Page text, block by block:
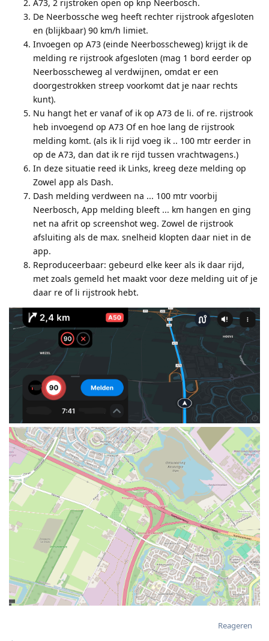
A73, 2 rijstroken open op knp Neerbosch.
De Neerbossche weg heeft rechter rijstrook afgesloten
en (blijkbaar) 90 km/h limiet.
Invoegen op A73 (einde Neerbosscheweg) krijgt ik de
melding re rijstrook afgesloten (mag 1 bord eerder op
Neerbosscheweg al verdwijnen, omdat er een
doorgestrokken streep voorkomt dat je naar rechts
kunt).
Nu hangt het er vanaf of ik op A73 de li. of re. rijstrook
heb invoegend op A73 Of en hoe lang de rijstrook
melding komt. (als ik li rijd voeg ik .. 100 mtr eerder in
op de A73, dan dat ik re rijd tussen vrachtwagens.)
In deze situatie reed ik Links, kreeg deze melding op
Zowel app als Dash.
Dash melding verdween na ... 100 mtr voorbij
Neerbosch, App melding bleeft ... km hangen en ging
net na afrit op screenshot weg. Zowel de rijstrook
afsluiting als de max. snelheid klopten daar niet in de
app.
Reproduceerbaar: gebeurd elke keer als ik daar rijd,
met zoals gemeld het maakt voor deze melding uit of je
daar re of li rijstrook hebt.
Reageren